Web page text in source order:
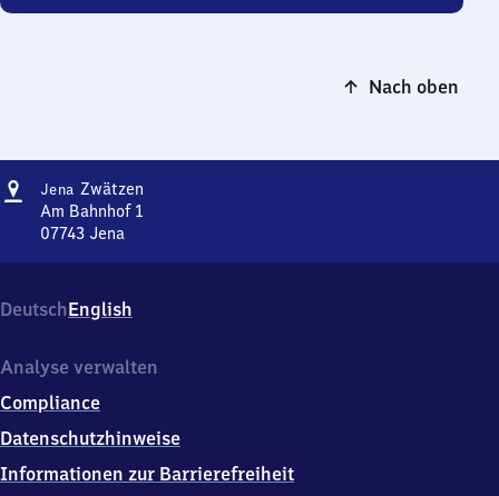
Nach oben
Adresse
Jena Zwätzen
Am Bahnhof 1
07743 Jena
Am
Bahnhof
0
7
4
Jena
DeutschEnglish
Analyse verwalten
Compliance
Datenschutzhinweise
Informationen zur Barrierefreiheit